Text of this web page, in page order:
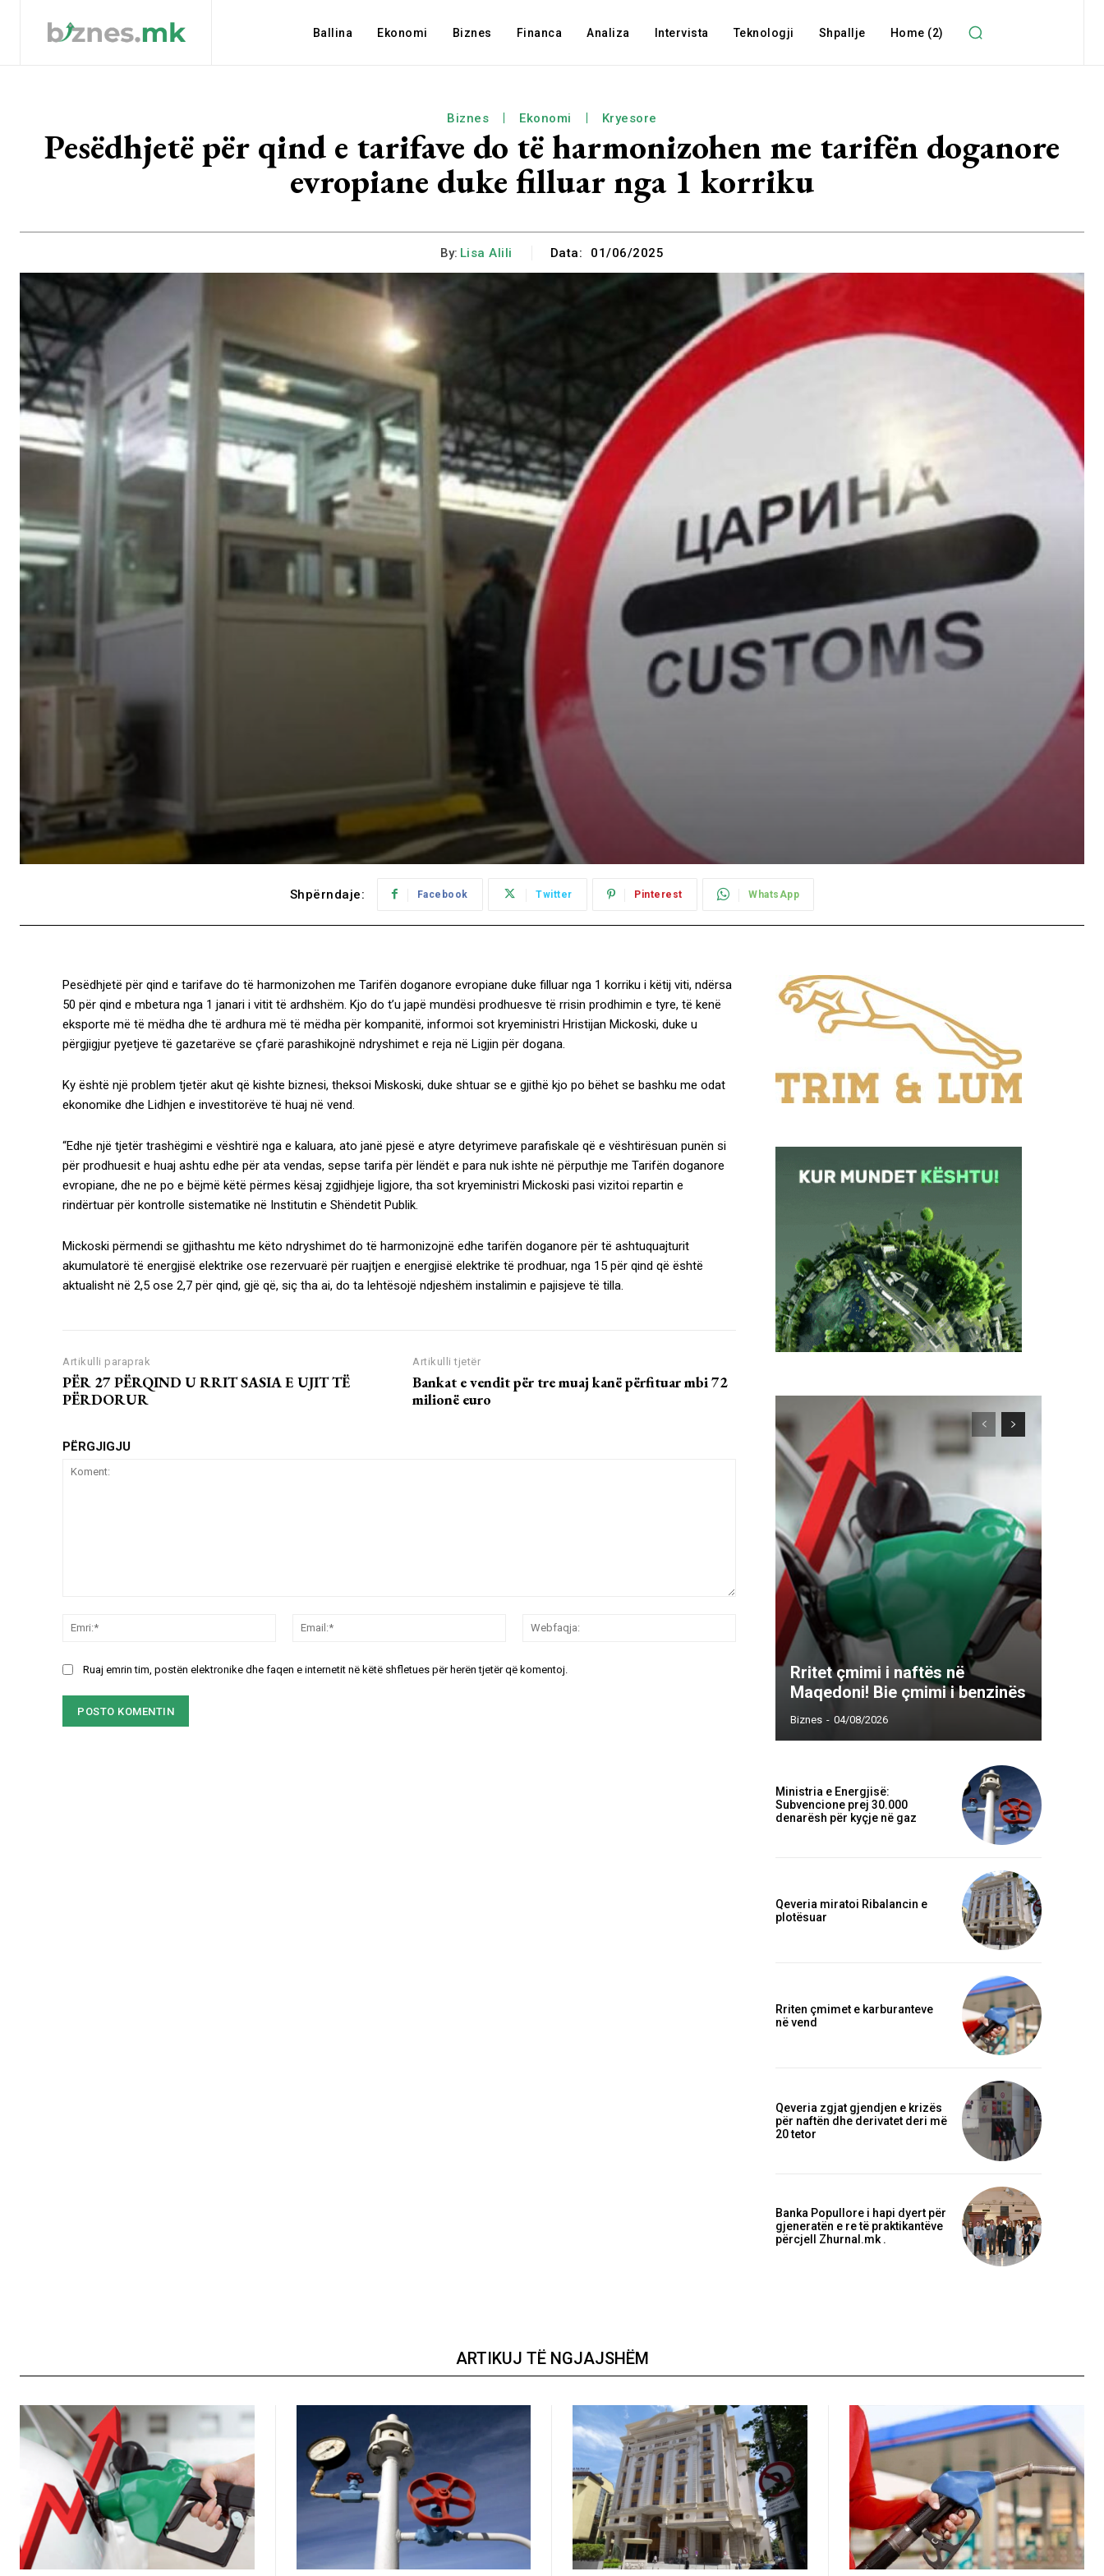
Ballina Ekonomi Biznes Financa Analiza Intervista Teknologji Shpallje Home (2)
Biznes Ekonomi Kryesore
Pesëdhjetë për qind e tarifave do të harmonizohen me tarifën doganore
evropiane duke filluar nga 1 korriku
By: Lisa Alili Data: 01/06/2025
Shpërndaje: Facebook Twitter Pinterest WhatsApp
Pesëdhjetë për qind e tarifave do të harmonizohen me Tarifën doganore evropiane duke filluar nga 1 korriku i këtij viti, ndërsa
50 për qind e mbetura nga 1 janari i vitit të ardhshëm. Kjo do t’u japë mundësi prodhuesve të rrisin prodhimin e tyre, të kenë
eksporte më të mëdha dhe të ardhura më të mëdha për kompanitë, informoi sot kryeministri Hristijan Mickoski, duke u
përgjigjur pyetjeve të gazetarëve se çfarë parashikojnë ndryshimet e reja në Ligjin për dogana.
Ky është një problem tjetër akut që kishte biznesi, theksoi Miskoski, duke shtuar se e gjithë kjo po bëhet se bashku me odat
ekonomike dhe Lidhjen e investitorëve të huaj në vend.
“Edhe një tjetër trashëgimi e vështirë nga e kaluara, ato janë pjesë e atyre detyrimeve parafiskale që e vështirësuan punën si
për prodhuesit e huaj ashtu edhe për ata vendas, sepse tarifa për lëndët e para nuk ishte në përputhje me Tarifën doganore
evropiane, dhe ne po e bëjmë këtë përmes kësaj zgjidhjeje ligjore, tha sot kryeministri Mickoski pasi vizitoi repartin e
rindërtuar për kontrolle sistematike në Institutin e Shëndetit Publik.
Mickoski përmendi se gjithashtu me këto ndryshimet do të harmonizojnë edhe tarifën doganore për të ashtuquajturit
akumulatorë të energjisë elektrike ose rezervuarë për ruajtjen e energjisë elektrike të prodhuar, nga 15 për qind që është
aktualisht në 2,5 ose 2,7 për qind, gjë që, siç tha ai, do ta lehtësojë ndjeshëm instalimin e pajisjeve të tilla.
Artikulli paraprak
PËR 27 PËRQIND U RRIT SASIA E UJIT TË
PËRDORUR
Artikulli tjetër
Bankat e vendit për tre muaj kanë përfituar mbi 72
milionë euro
PËRGJIGJU
Emri:*
Email:* Webfaqja:
Ruaj emrin tim, postën elektronike dhe faqen e internetit në këtë shfletues për herën tjetër që komentoj.
Rritet çmimi i naftës në
Maqedoni! Bie çmimi i benzinës
Biznes - 04/08/2026
Ministria e Energjisë:
Subvencione prej 30.000
denarësh për kyçje në gaz
Qeveria miratoi Ribalancin e
plotësuar
Rriten çmimet e karburanteve
në vend
Qeveria zgjat gjendjen e krizës
për naftën dhe derivatet deri më
20 tetor
Banka Popullore i hapi dyert për
gjeneratën e re të praktikantëve
përcjell Zhurnal.mk .
ARTIKUJ TË NGJAJSHËM